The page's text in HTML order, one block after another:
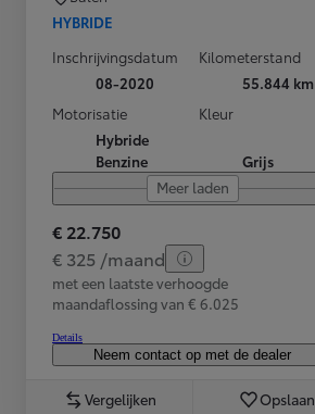
HYBRIDE
Inschrijvingsdatum
08-2020
Kilometerstand
55.844 km
Motorisatie
Hybride
Benzine
Kleur
Grijs
Meer laden
€ 22.750
€ 325 /maand
met een laatste verhoogde
maandaflossing van € 6.025
Details
Neem contact op met de dealer
Vergelijken Opslaan